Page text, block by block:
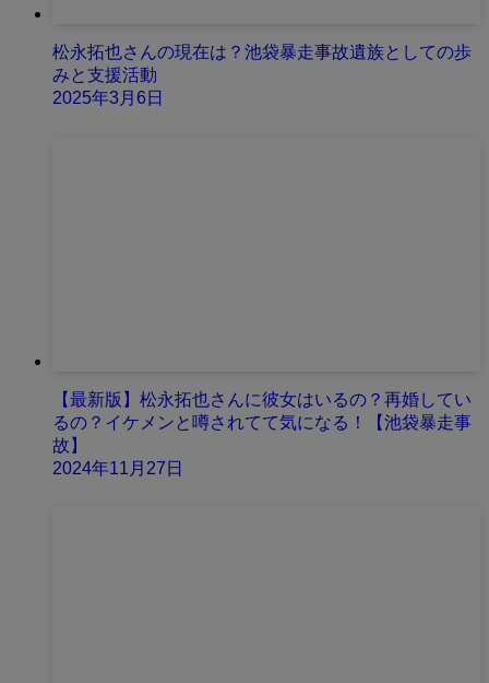
松永拓也さんの現在は？池袋暴走事故遺族としての歩
みと支援活動
2025年3月6日
【最新版】松永拓也さんに彼女はいるの？再婚してい
るの？イケメンと噂されてて気になる！【池袋暴走事
故】
2024年11月27日